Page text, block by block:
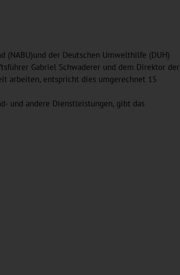
(NABU)und der Deutschen Umwelthilfe (DUH)
Gabriel Schwaderer und dem Direktor der
arbeiten, entspricht dies umgerechnet 15
und andere Dienstleistungen, gibt das